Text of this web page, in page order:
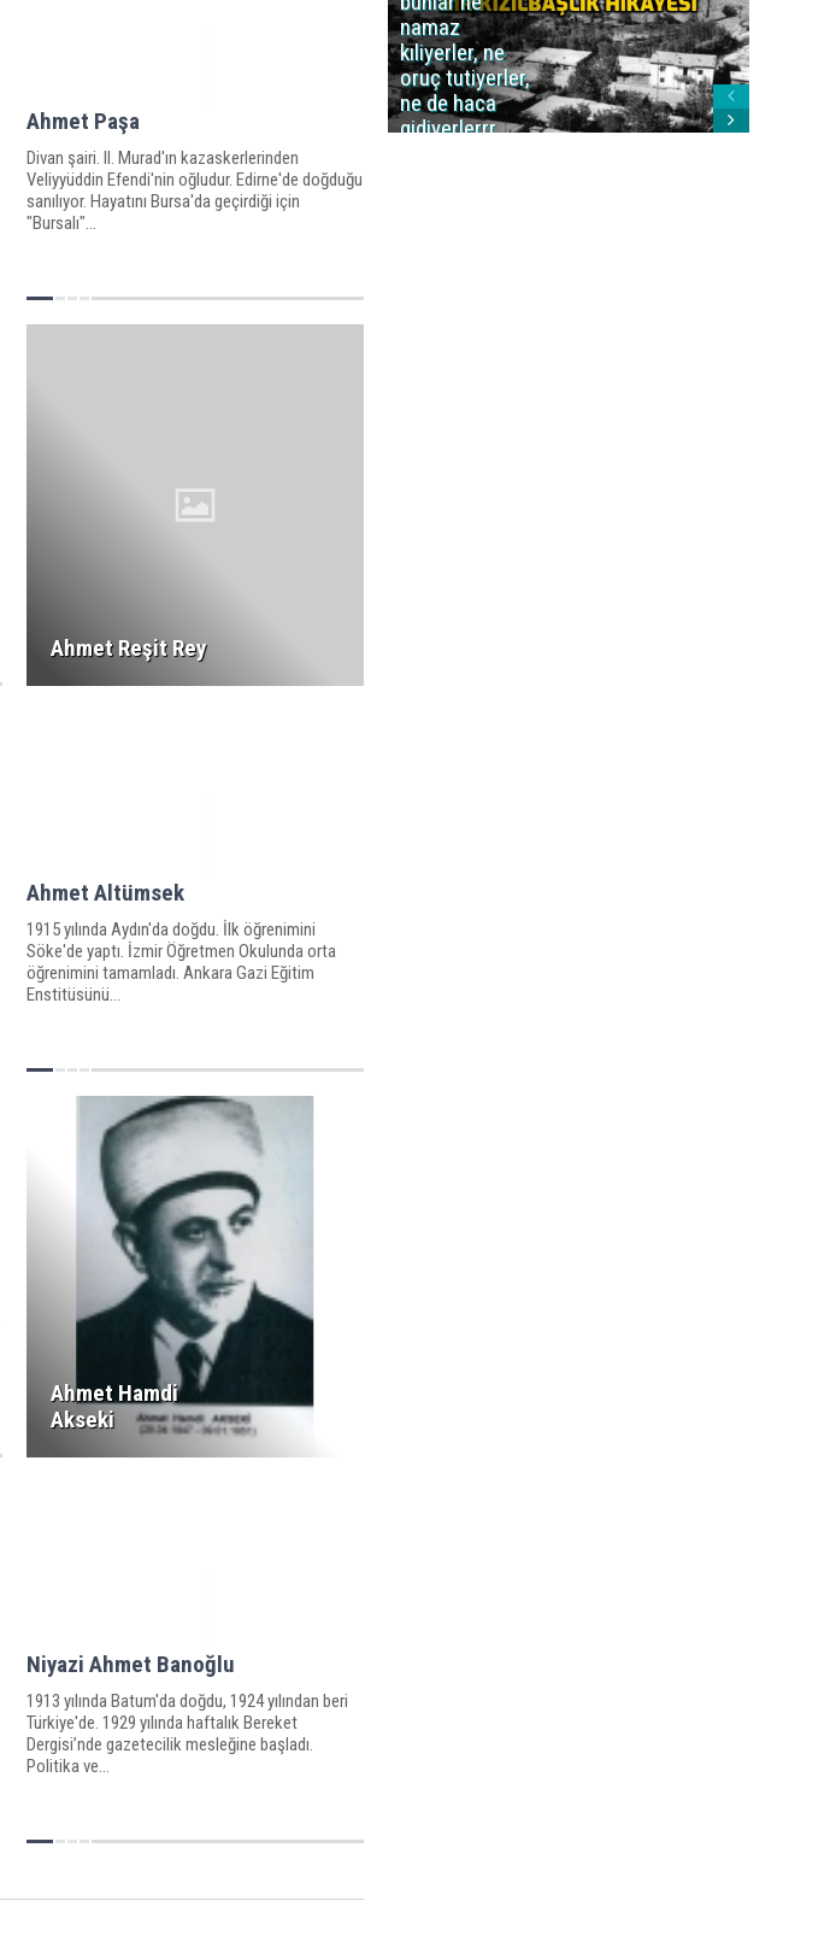
Ahmet Paşa
Divan şairi. II. Murad'ın kazaskerlerinden
Veliyyüddin Efendi'nin oğludur. Edirne'de doğduğu
sanılıyor. Hayatını Bursa'da geçirdiği için
"Bursalı"...
Ahmet Reşit Rey
Ahmet Altümsek
1915 yılında Aydın'da doğdu. İlk öğrenimini
Söke'de yaptı. İzmir Öğretmen Okulunda orta
öğrenimini tamamladı. Ankara Gazi Eğitim
Enstitüsünü...
Ahmet Hamdi
Akseki
Niyazi Ahmet Banoğlu
1913 yılında Batum'da doğdu, 1924 yılından beri
Türkiye'de. 1929 yılında haftalık Bereket
Dergisi’nde gazetecilik mesleğine başladı.
Politika ve...
namaz
kıliyerler, ne
oruç tutiyerler,
ne de haca
gidiyerlerrr